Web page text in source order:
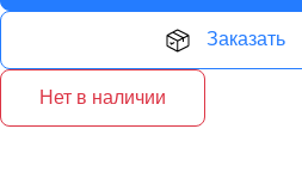
Заказать
Нет в наличии